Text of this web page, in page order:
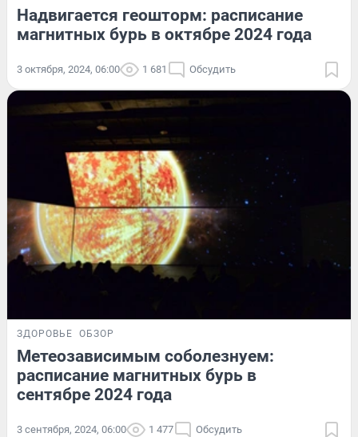
Надвигается геошторм: расписание
магнитных бурь в октябре 2024 года
3 октября, 2024, 06:00 1 681 Обсудить
ЗДОРОВЬЕ ОБЗОР
Метеозависимым соболезнуем:
расписание магнитных бурь в
сентябре 2024 года
3 сентября, 2024, 06:00 1 477 Обсудить